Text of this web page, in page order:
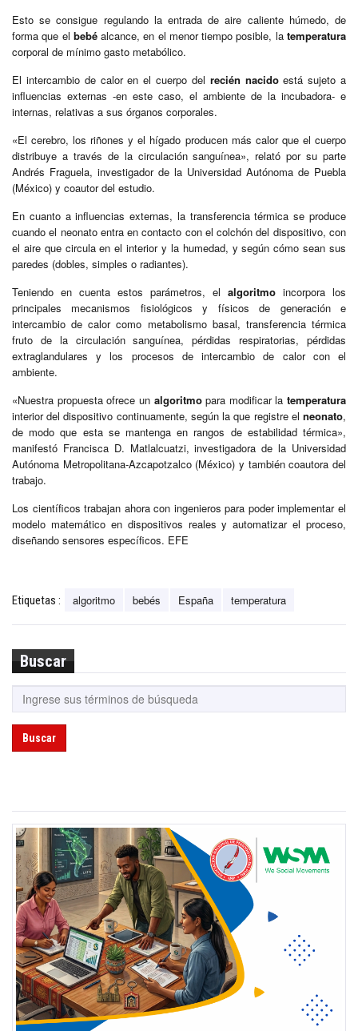
Esto se consigue regulando la entrada de aire caliente húmedo, de
forma que el bebéalcance, en el menor tiempo posible, latemperatura
corporal de mínimo gasto metabólico.
El intercambio de calor en el cuerpo del recién nacidoestá sujeto a
influencias externas -en este caso, el ambiente de la incubadora- e
internas, relativas a sus órganos corporales.
«El cerebro, los riñones y el hígado producen más calor que el cuerpo
distribuye a través de la circulación sanguínea», relató por su parte
Andrés Fraguela, investigador de la Universidad Autónoma de Puebla
(México) y coautor del estudio.
En cuanto a influencias externas, la transferencia térmica se produce
cuando el neonato entra en contacto con el colchón del dispositivo, con
el aire que circula en el interior y la humedad, y según cómo sean sus
paredes (dobles, simples o radiantes).
Teniendo en cuenta estos parámetros, el algoritmo incorpora los
principales mecanismos fisiológicos y físicos de generación e
intercambio de calor como metabolismo basal, transferencia térmica
fruto de la circulación sanguínea, pérdidas respiratorias, pérdidas
extraglandulares y los procesos de intercambio de calor con el
ambiente.
«Nuestra propuesta ofrece un algoritmopara modificar la temperatura
interior del dispositivo continuamente, según la que registre el neonato,
de modo que esta se mantenga en rangos de estabilidad térmica»,
manifestó Francisca D. Matlalcuatzi, investigadora de la Universidad
Autónoma Metropolitana-Azcapotzalco (México) y también coautora del
trabajo.
Los científicos trabajan ahora con ingenieros para poder implementar el
modelo matemático en dispositivos reales y automatizar el proceso,
diseñando sensores específicos. EFE
Etiquetas : algoritmo bebés España temperatura
Buscar
Buscar